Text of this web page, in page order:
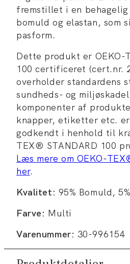
fremstillet i en
bomuld og elastan, som
pasform.
Dette produkt er OEKO-
100 certificeret (cert.nr.
overholder standardens
sundheds- og
komponenter af
knapper, etiketter etc.
godkendt i henhold til
TEX® STANDARD 100
Læs mere om OEKO-
her.
Kvalitet: 95% Bomuld,
Farve: Multi
Varenummer: 30-996154